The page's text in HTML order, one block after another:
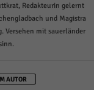
Redakteurin gelernt
und Magistra
Versehen mit sauerländer
AUTOR